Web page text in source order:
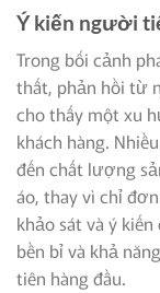
Ý kiến người
Trong bối cảnh
thất, phản hồi từ
cho thấy một xu
khách hàng.
đến chất lượng
áo, thay vì chỉ
khảo sát và ý
bền bỉ và khả
tiên hàng đầu.